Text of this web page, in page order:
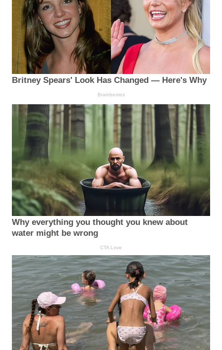
Britney Spears' Look Has Changed — Here's Why
Brainberries
Why everything you thought you knew about
water might be wrong
CTA Love